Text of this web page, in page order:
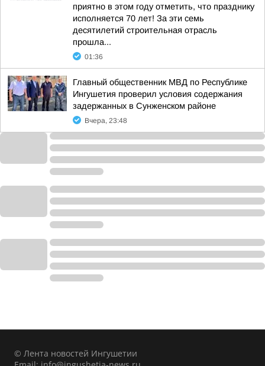
приятно в этом году отметить, что празднику
исполняется 70 лет! За эти семь
десятилетий строительная отрасль
прошла...
01:36
Главный общественник МВД по Республике
Ингушетия проверил условия содержания
задержанных в Сунженском районе
Вчера, 23:48
© Лента новостей Ингушетии